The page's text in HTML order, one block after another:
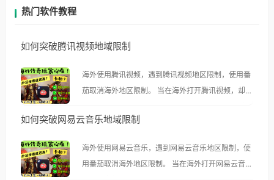
热门软件教程
如何突破腾讯视频地域限制
海外使用腾讯视频，遇到腾讯视频地区限制，使用番
茄取消海外地区限制。 当在海外打开腾讯视频，却突
示语。 海外用户如香港、澳门、台湾、美国、加拿
像其他音乐平台一样，出现地区及版权限制问题，且
仅能在中国大陆地区播放。 遇到这个问题的朋友们，
如何突破网易云音乐地域限制
海外使用网易云音乐，遇到网易云音乐地区限制，使
用番茄取消海外地区限制。 当在海外打开网易云音